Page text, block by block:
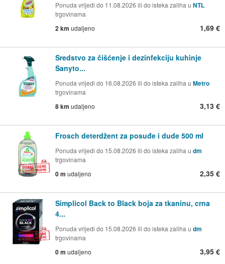
Ponuda vrijedi do 11.08.2026 ili do isteka zaliha u NTL
trgovinama
2 km udaljeno 1,69 €
Sredstvo za čišćenje i dezinfekciju kuhinje
Sanyto...
Ponuda vrijedi do 16.08.2026 ili do isteka zaliha u Metro
trgovinama
8 km udaljeno 3,13 €
Frosch deterdžent za posuđe i dude 500 ml
Ponuda vrijedi do 15.08.2026 ili do isteka zaliha u dm
trgovinama
0 m udaljeno 2,35 €
Simplicol Back to Black boja za tkaninu, crna
4...
Ponuda vrijedi do 15.08.2026 ili do isteka zaliha u dm
trgovinama
0 m udaljeno 3,95 €